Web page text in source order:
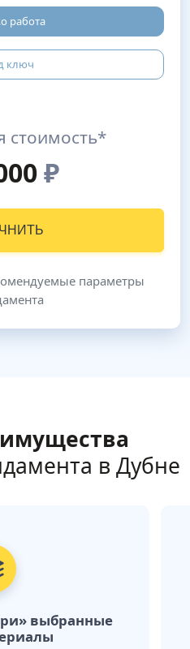
работа
ключ
стоимость*
₽
параметры
в Дубне
выбранные